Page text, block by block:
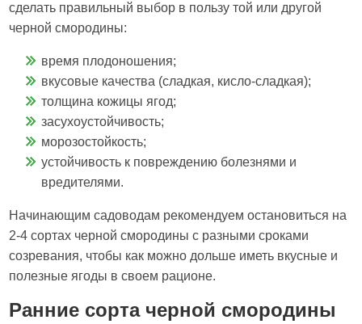
сделать правильный выбор в пользу той или другой
черной смородины:
время плодоношения;
вкусовые качества (сладкая, кисло-сладкая);
толщина кожицы ягод;
засухоустойчивость;
морозостойкость;
устойчивость к повреждению болезнями и
вредителями.
Начинающим садоводам рекомендуем остановиться на
2-4 сортах черной смородины с разными сроками
созревания, чтобы как можно дольше иметь вкусные и
полезные ягоды в своем рационе.
Ранние сорта черной смородины